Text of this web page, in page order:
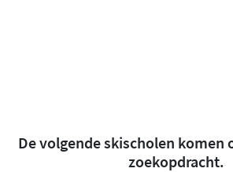
De volgende skischolen komen
zoekopdracht.